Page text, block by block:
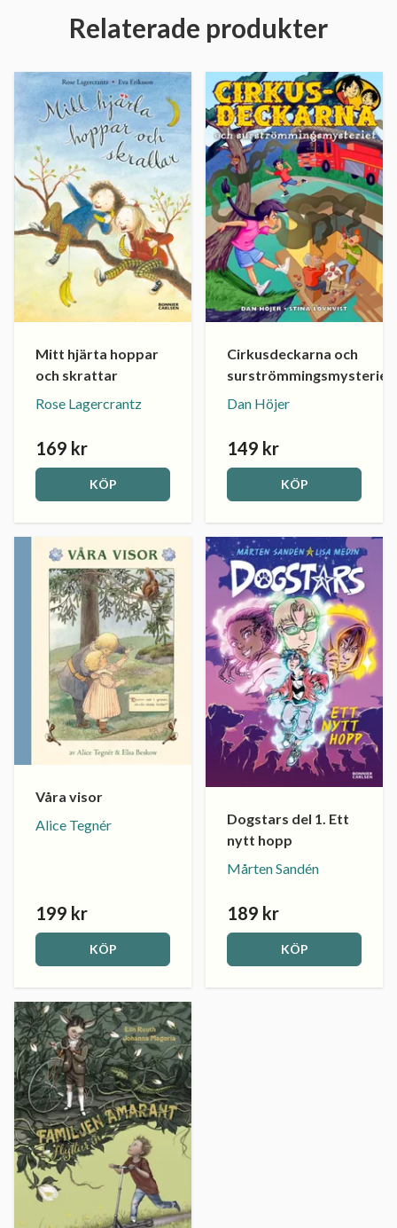
Relaterade produkter
Mitt hjärta hoppar
och skrattar
Rose Lagercrantz
169 kr
KÖP
Cirkusdeckarna och
surströmmingsmysteriet
Dan Höjer
149 kr
KÖP
Våra visor
Alice Tegnér
199 kr
KÖP
Dogstars del 1. Ett
nytt hopp
Mårten Sandén
189 kr
KÖP